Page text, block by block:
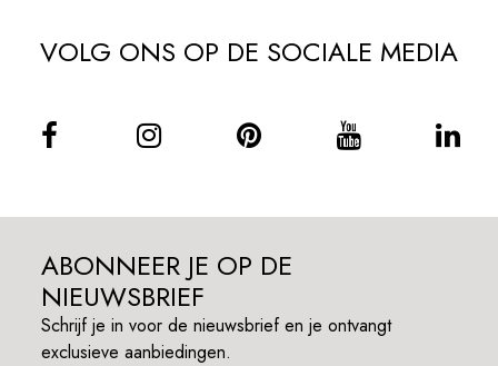
VOLG ONS OP DE SOCIALE MEDIA
ABONNEER JE OP DE
NIEUWSBRIEF
Schrijf je in voor de nieuwsbrief en je ontvangt
exclusieve aanbiedingen.